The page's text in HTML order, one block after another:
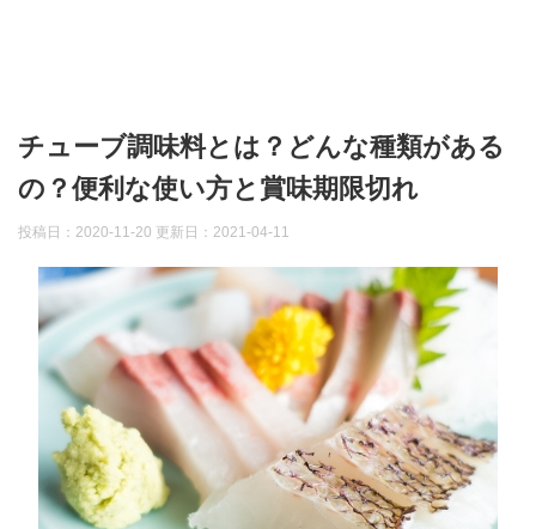
チューブ調味料とは？どんな種類がある
の？便利な使い方と賞味期限切れ
投稿日：2020-11-20 更新日： 2021-04-11